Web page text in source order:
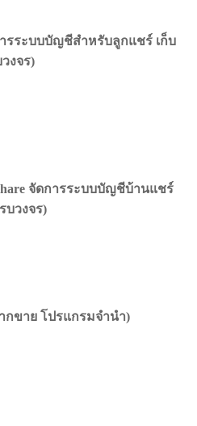
รระบบบัญชีสำหรับลูกแชร์ เก็บ
งจร)
จัดการระบบบัญชีบ้านแชร์
บวงจร)
กขาย โปรแกรมจำนำ)